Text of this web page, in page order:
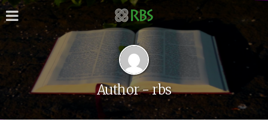
Author - rbs